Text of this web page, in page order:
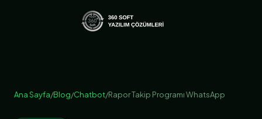
Ana Sayfa/Blog/Chatbot/Rapor Takip Programı WhatsApp